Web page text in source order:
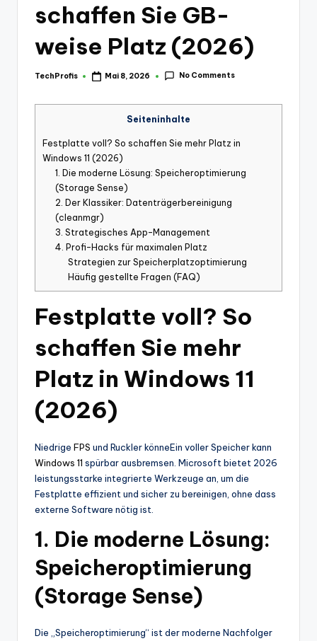
schaffen Sie GB-
weise Platz (2026)
Posted
TechProfis Mai 8, 2026 No Comments
Seiteninhalte
Festplatte voll? So schaffen Sie mehr Platz in
Windows 11 (2026)
1. Die moderne Lösung: Speicheroptimierung
(Storage Sense)
2. Der Klassiker: Datenträgerbereinigung
(cleanmgr)
3. Strategisches App-Management
4. Profi-Hacks für maximalen Platz
Strategien zur Speicherplatzoptimierung
Häufig gestellte Fragen (FAQ)
Festplatte voll? So
schaffen Sie mehr
Platz in Windows 11
(2026)
Niedrige FPS und Ruckler könneEin voller Speicher kann
Windows 11 spürbar ausbremsen. Microsoft bietet 2026
leistungsstarke integrierte Werkzeuge an, um die
Festplatte effizient und sicher zu bereinigen, ohne dass
externe Software nötig ist.
1. Die moderne Lösung:
Speicheroptimierung
(Storage Sense)
Die „Speicheroptimierung“ ist der moderne Nachfolger